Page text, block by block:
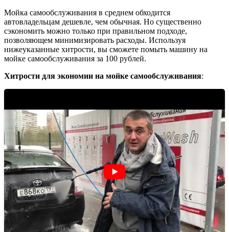
Мойка самообслуживания в среднем обходится
автовладельцам дешевле, чем обычная. Но существенно
сэкономить можно только при правильном подходе,
позволяющем минимизировать расходы. Используя
нижеуказанные хитрости, вы сможете помыть машину на
мойке самообслуживания за 100 рублей.
Хитрости для экономии на мойке самообслуживания: